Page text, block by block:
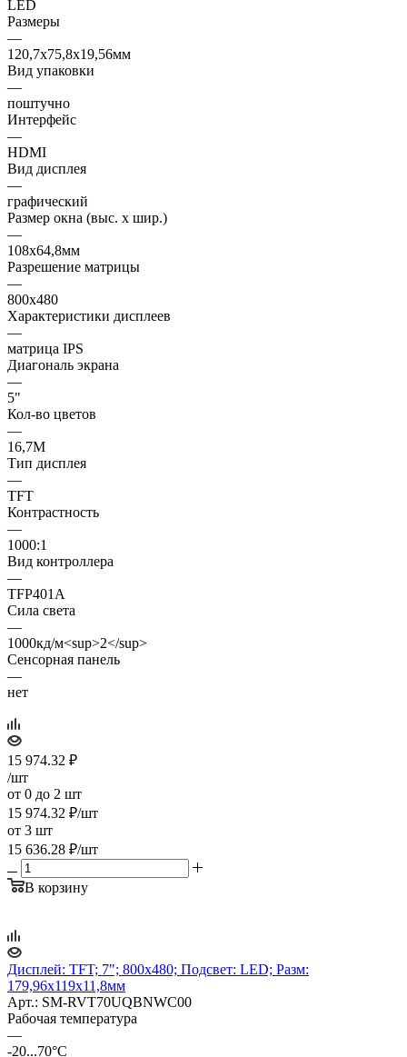
LED
Размеры
—
120,7x75,8x19,56мм
Вид упаковки
—
поштучно
Интерфейс
—
HDMI
Вид дисплея
—
графический
Размер окна (выс. х шир.)
—
108x64,8мм
Разрешение матрицы
—
800x480
Характеристики дисплеев
—
матрица IPS
Диагональ экрана
—
5"
Кол-во цветов
—
16,7М
Тип дисплея
—
TFT
Контрастность
—
1000:1
Вид контроллера
—
TFP401A
Сила света
—
1000кд/м<sup>2</sup>
Cенсорная панель
—
нет
15 974.32 ₽
/шт
от 0 до 2 шт
15 974.32 ₽/шт
от 3 шт
15 636.28 ₽/шт
В корзину
Дисплей: TFT; 7"; 800x480; Подсвет: LED; Разм:
179,96x119x11,8мм
Арт.: SM-RVT70UQBNWC00
Рабочая температура
—
-20...70°C